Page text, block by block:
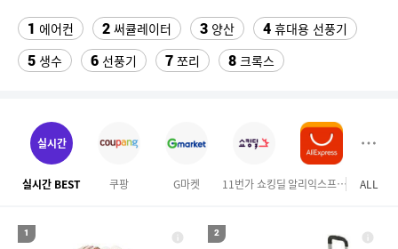
1 에어컨 2 써큘레이터 3 양산 4 휴대용 선풍기
5 생수 6 선풍기 7 쪼리 8 크록스
12 여자라인 댄스복
14 다이소C타입 to HDMI 미러링 케이블 대나무돗자리
16 포켓몬 카드 뱀부3겹대나무화장지 18 가디건
성인용세발자전거중고
ALL
실시간
실시간 BEST 쿠팡 G마켓 11번가 쇼킹딜 알리익스프레스 오늘
1 2